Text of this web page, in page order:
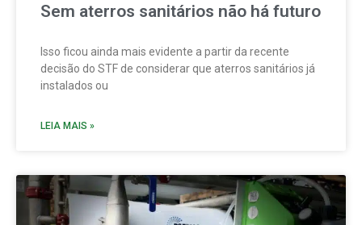
Sem aterros sanitários não há futuro
Isso ficou ainda mais evidente a partir da recente
decisão do STF de considerar que aterros sanitários já
instalados ou
LEIA MAIS »